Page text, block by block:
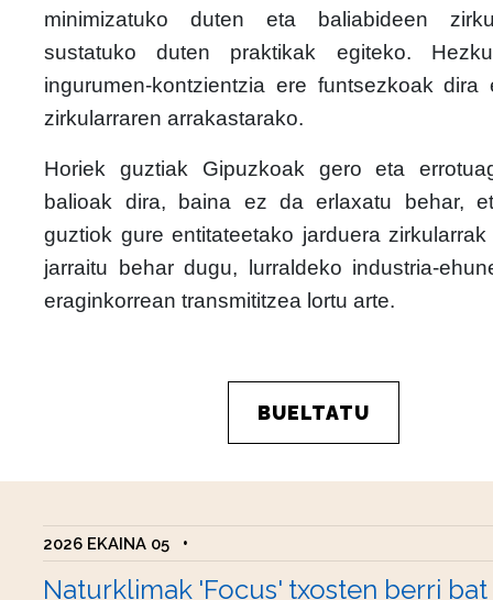
minimizatuko duten eta baliabideen
sustatuko duten praktikak egiteko.
ingurumen-kontzientzia ere funtsezkoak dira
zirkularraren arrakastarako.
Horiek guztiak Gipuzkoak gero eta
balioak dira, baina ez da erlaxatu behar,
guztiok gure entitateetako jarduera
jarraitu behar dugu, lurraldeko industria-
eraginkorrean transmititzea lortu arte.
BUELTATU
2026 EKAINA 05 •
Naturklimak 'Focus' txosten berri bat